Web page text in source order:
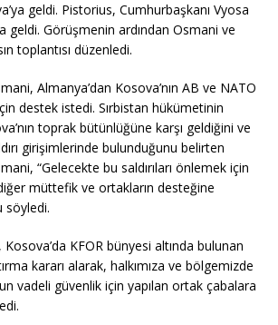
geldi. Pistorius, Cumhurbaşkanı Vyosa
geldi. Görüşmenin ardından Osmani ve
toplantısı düzenledi.
Almanya’dan Kosova’nın AB ve NATO
destek istedi. Sırbistan hükümetinin
toprak bütünlüğüne karşı geldiğini ve
girişimlerinde bulunduğunu belirten
“Gelecekte bu saldırıları önlemek için
müttefik ve ortakların desteğine
söyledi.
KFOR bünyesi altında bulunan
kararı alarak, halkımıza ve bölgemizde
vadeli güvenlik için yapılan ortak çabalara